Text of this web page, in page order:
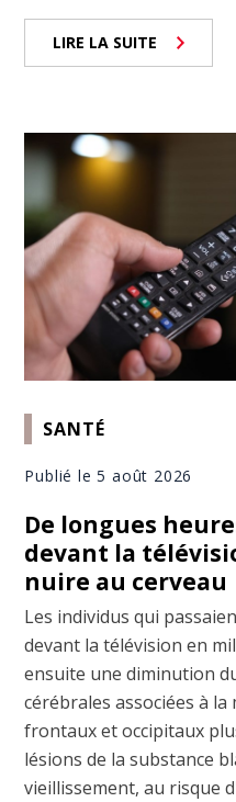
LIRE LA SUITE
SANTÉ
Publié le 5 août 2026
De longues
devant la
nuire au cerveau
Les individus qui
devant la télévision en
ensuite une diminution
cérébrales associées à la
frontaux et occipitaux
lésions de la substance
vieillissement, au risque